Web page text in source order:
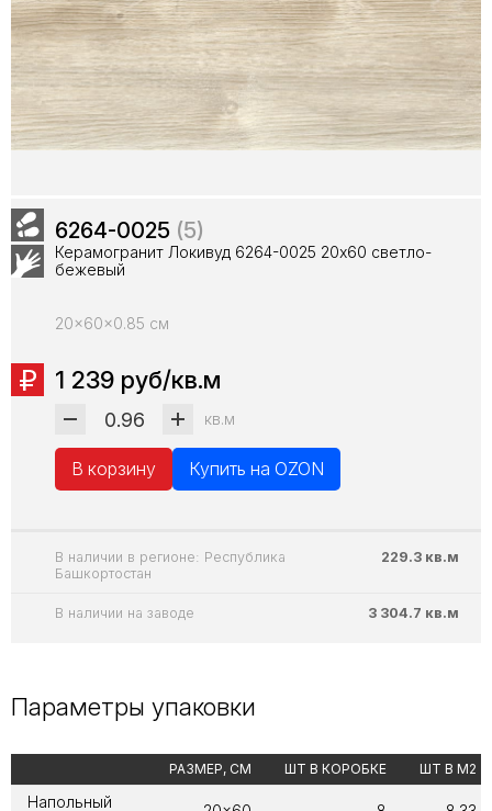
6264-0025 (5)
Керамогранит Локивуд 6264-0025 20x60 светло-
бежевый
20x60x0.85 см
1 239 руб/кв.м
кв.м
В корзину Купить на OZON
В наличии в регионе: Республика
Башкортостан
229.3 кв.м
В наличии на заводе 3 304.7 кв.м
Параметры упаковки
РАЗМЕР, СМ ШТ В КОРОБКЕ ШТ В М2
Напольный